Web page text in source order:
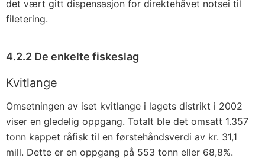
det vært gitt dispensasjon for direktehåvet notsei til
filetering.
4.2.2 De enkelte fiskeslag
Kvitlange
Omsetningen av iset kvitlange i lagets distrikt i 2002
viser en gledelig oppgang. Totalt ble det omsatt 1.357
tonn kappet råfisk til en førstehåndsverdi av kr. 31,1
mill. Dette er en oppgang på 553 tonn eller 68,8%.